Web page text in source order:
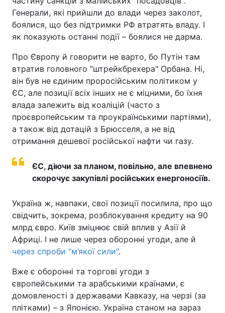
Генерали, які прийшли до влади через заколот,
боялися, що без підтримки РФ втратять владу. І
як показують останні події – боялися не дарма.
Про Європу й говорити не варто, бо Путін там
втратив головного "штрейкбрехера" Орбана. Ні,
він був не єдиним проросійським політиком у
ЄС, але позиції всіх інших не є міцними, бо їхня
влада залежить від коаліцій (часто з
проєвропейським та проукраїнськими партіями),
а також від дотацій з Брюсселя, а не від
отримання дешевої російської нафти чи газу.
ЄС, діючи за планом, повільно, але впевнено
скорочує закупівлі російських енергоносіїв.
Україна ж, навпаки, свої позиції посилила, про що
свідчить, зокрема, розблокування кредиту на 90
млрд євро. Київ зміцнює свій вплив у Азії й
Африці. І не лише через оборонні угоди, але й
через спроби "м’якої сили".
Вже є оборонні та торгові угоди з
європейськими та арабськими країнами, є
домовленості з державами Кавказу, на черзі (за
плітками) – з Японією. Україна станом на зараз